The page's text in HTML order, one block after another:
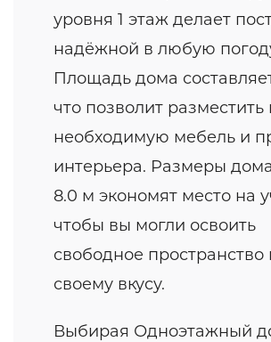
уровня 1 этаж делает
надёжной в любую
Площадь дома
что позволит разместить
необходимую мебель и
интерьера. Размеры
8.0 м экономят место на
чтобы вы могли освоить
свободное пространство
своему вкусу.
Выбирая Одноэтажный